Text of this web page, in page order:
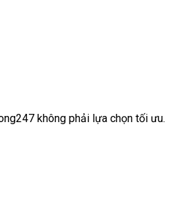
không phải lựa chọn tối ưu.